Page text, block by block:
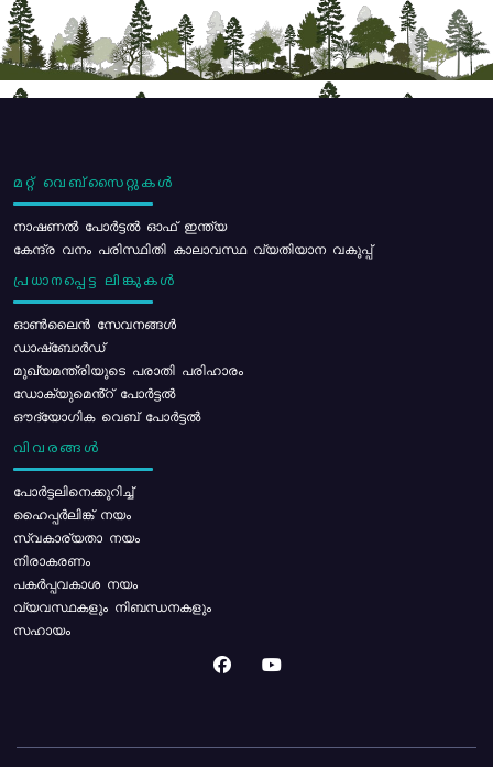
മറ്റ് വെബ്സൈറ്റുകൾ
നാഷണൽ പോർട്ടൽ ഓഫ് ഇന്ത്യ
കേന്ദ്ര വനം പരിസ്ഥിതി കാലാവസ്ഥ വ്യതിയാന വകുപ്പ്
പ്രധാനപ്പെട്ട ലിങ്കുകൾ
ഓൺലൈൻ സേവനങ്ങൾ
ഡാഷ്ബോർഡ്
മുഖ്യമന്ത്രിയുടെ പരാതി പരിഹാരം
ഡോക്യുമെൻ്റ് പോർട്ടൽ
ഔദ്യോഗിക വെബ് പോർട്ടൽ
വിവരങ്ങൾ
പോര്‍ട്ടലിനെക്കുറിച്ച്
ഹൈപ്പർലിങ്ക് നയം
സ്വകാര്യതാ നയം
നിരാകരണം
പകർപ്പവകാശ നയം
വ്യവസ്ഥകളും നിബന്ധനകളും
സഹായം